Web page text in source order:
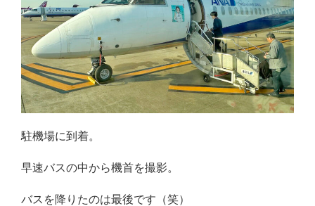
駐機場に到着。
早速バスの中から機首を撮影。
バスを降りたのは最後です（笑）